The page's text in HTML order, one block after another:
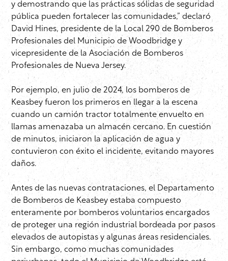
y demostrando que las prácticas sólidas de seguridad
pública pueden fortalecer las comunidades,” declaró
David Hines, presidente de la Local 290 de Bomberos
Profesionales del Municipio de Woodbridge y
vicepresidente de la Asociación de Bomberos
Profesionales de Nueva Jersey.
Por ejemplo, en julio de 2024, los bomberos de
Keasbey fueron los primeros en llegar a la escena
cuando un camión tractor totalmente envuelto en
llamas amenazaba un almacén cercano. En cuestión
de minutos, iniciaron la aplicación de agua y
contuvieron con éxito el incidente, evitando mayores
daños.
Antes de las nuevas contrataciones, el Departamento
de Bomberos de Keasbey estaba compuesto
enteramente por bomberos voluntarios encargados
de proteger una región industrial bordeada por pasos
elevados de autopistas y algunas áreas residenciales.
Sin embargo, como muchas comunidades